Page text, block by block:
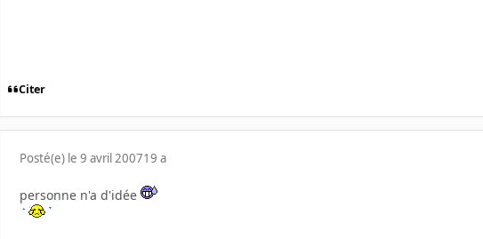
Citer
Posté(e) le 9 avril 200719 a
personne n'a d'idée